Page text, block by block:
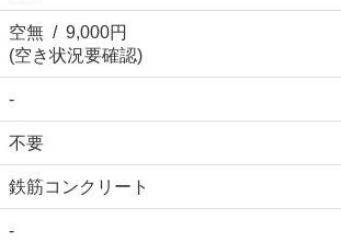
空無 / 9,000円
(空き状況要確認)
-
不要
鉄筋コンクリート
-